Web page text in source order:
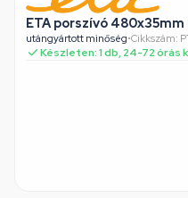
ETA porszívó
utángyártott minőség•Cikkszám:
Készleten: 1 db, 24-72 órás